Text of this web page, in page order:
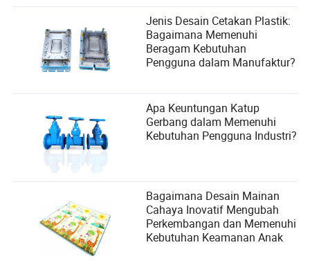
Jenis Desain Cetakan Plastik:
Bagaimana Memenuhi
Beragam Kebutuhan
Pengguna dalam Manufaktur?
Apa Keuntungan Katup
Gerbang dalam Memenuhi
Kebutuhan Pengguna Industri?
Bagaimana Desain Mainan
Cahaya Inovatif Mengubah
Perkembangan dan Memenuhi
Kebutuhan Keamanan Anak